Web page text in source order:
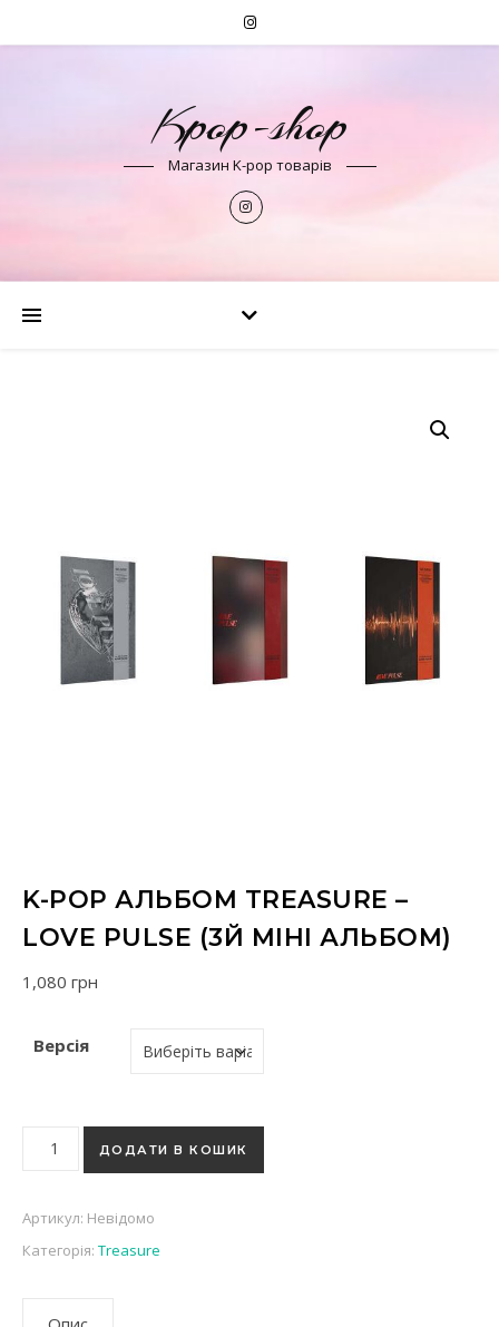
Kpop-shop
Магазин K-pop товарів
K-POP АЛЬБОМ TREASURE –
LOVE PULSE (3Й МІНІ АЛЬБОМ)
1,080 грн
Версія
K-pop альбом TREASURE - LOVE PULSE (3й міні альбом)
ДОДАТИ В КОШИК
Артикул: Невідомо
Категорія: Treasure